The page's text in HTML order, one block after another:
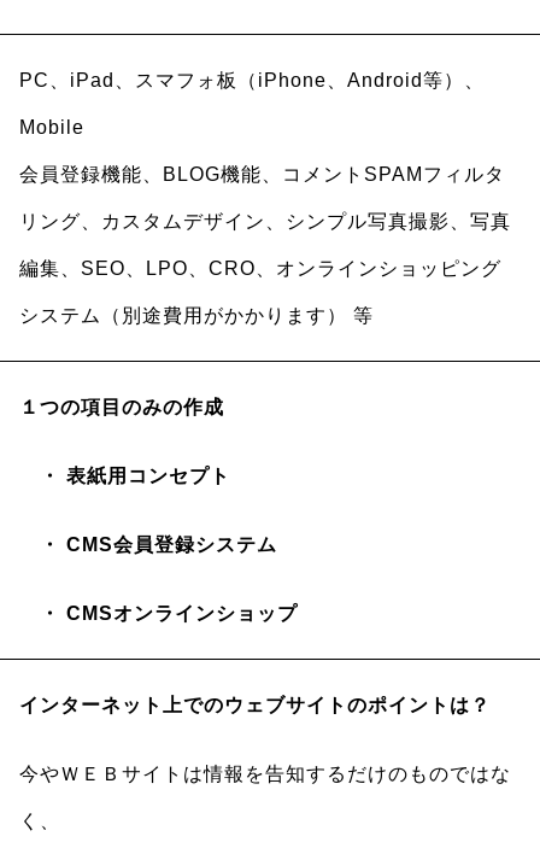
PC、iPad、スマフォ板（iPhone、Android等）、
Mobile
会員登録機能、BLOG機能、コメントSPAMフィルタ
リング、カスタムデザイン、シンプル写真撮影、写真
編集、SEO、LPO、CRO、オンラインショッピング
システム（別途費用がかかります） 等
１つの項目のみの作成
・ 表紙用コンセプト
・ CMS会員登録システム
・ CMSオンラインショップ
インターネット上でのウェブサイトのポイントは？
今やＷＥＢサイトは情報を告知するだけのものではな
く、